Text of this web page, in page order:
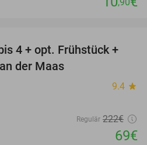
,90
69%
4 + opt. Frühstück +
der Maas
9.4 star
Regulär 222€
69€